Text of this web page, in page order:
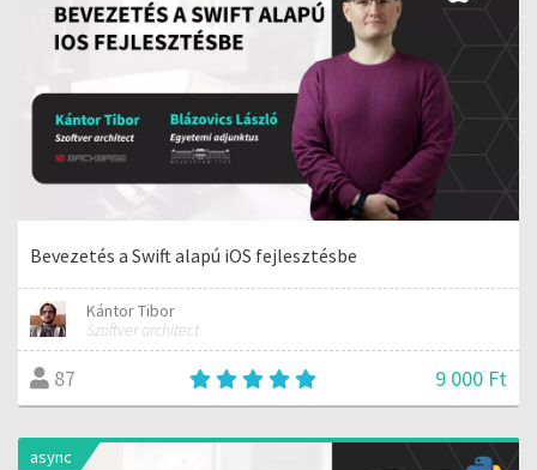
Bevezetés a Swift alapú iOS fejlesztésbe
Kántor Tibor
Szoftver architect
87 9 000 Ft
async